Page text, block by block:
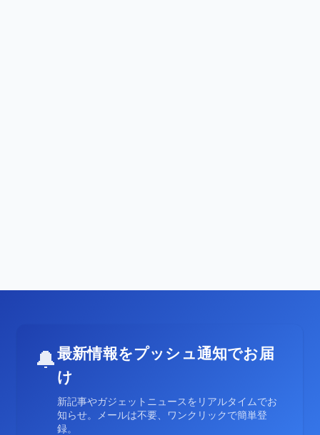
🔔最新情報をプッシュ通知でお届
け
新記事やガジェットニュースをリアルタイムでお
知らせ。メールは不要、ワンクリックで簡単登
録。